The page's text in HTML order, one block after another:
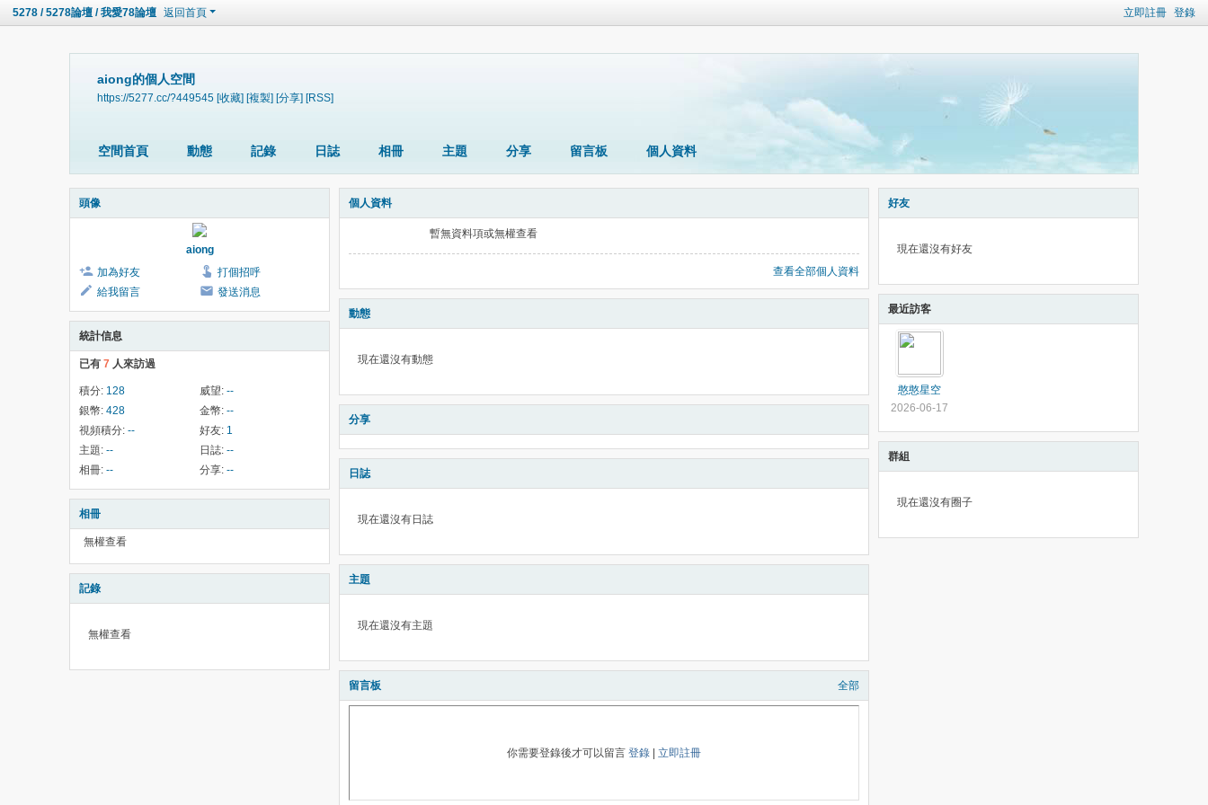
立即註冊 登錄
5278 / 5278論壇 / 我愛78論壇 返回首頁
aiong的個人空間
https://5277.cc/?449545 [收藏] [複製] [分享] [RSS]
空間首頁 動態 記錄 日誌 相冊 主題 分享 留言板 個人資料
頭像
aiong
加為好友
打個招呼
給我留言
發送消息
統計信息
已有 7 人來訪過
積分: 128 威望: --
銀幣: 428 金幣: --
視頻積分: -- 好友: 1
主題: -- 日誌: --
相冊: -- 分享: --
相冊
無權查看
記錄
無權查看
個人資料
暫無資料項或無權查看
查看全部個人資料
動態
現在還沒有動態
分享
日誌
現在還沒有日誌
主題
現在還沒有主題
留言板 全部
你需要登錄後才可以留言 登錄 立即註冊
好友
現在還沒有好友
最近訪客
憨憨星空
2026-06-17
群組
現在還沒有圈子